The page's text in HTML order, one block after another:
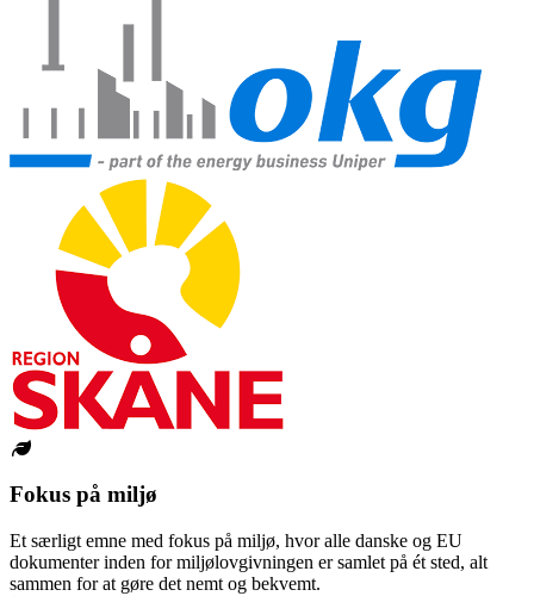
Fokus på miljø
Et særligt emne med fokus på miljø, hvor alle danske og EU
dokumenter inden for miljølovgivningen er samlet på ét sted, alt
sammen for at gøre det nemt og bekvemt.